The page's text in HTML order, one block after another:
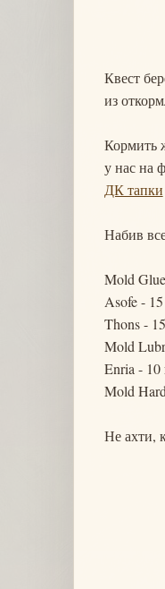
Квест
из
Кормить
у нас на
ДК тапки
Набив
Mold
Asofe -
Thons -
Mold
Enria -
Mold
Не ахти,